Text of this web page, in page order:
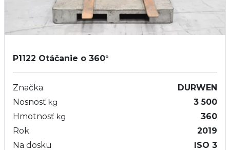
P1122 Otáčanie o 360°
Značka
DURWEN
Nosnosť kg
3 500
Hmotnosť kg
360
Rok
2019
Na dosku
ISO 3